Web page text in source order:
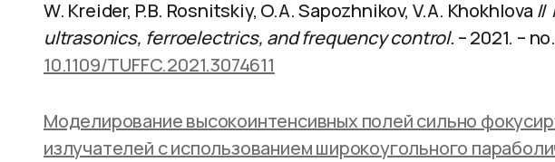
W. Kreider, P.B. Rosnitskiy, O.A. Sapozhnikov, V.A. Khokhlova //
ultrasonics, ferroelectrics, and frequency control. – 2021. –
10.1109/TUFFC.2021.3074611
Моделирование высокоинтенсивных полей сильно
излучателей с использованием широкоугольного